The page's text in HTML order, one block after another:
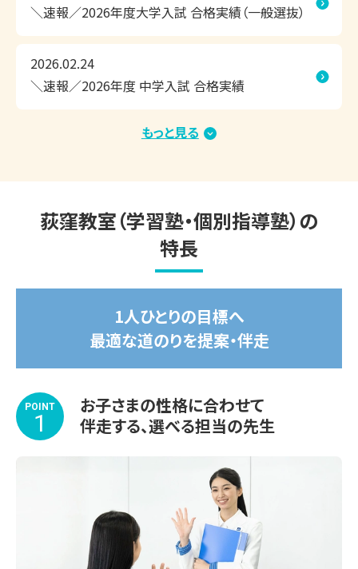
ぜひ、荻窪教室まで足を運んでいただき、学習環境などをお
確かめください！
▽夏期講習期間
2026年7月14日(火)～8月31日(月)
受講する教科や学習内容、スケジュールもお子さま専用で
苦手な1教科から受講OK！
涼しくて集中できる学習環境を整えてお待ちしております。
※講習会のみお申し込みいただいた場合、通常のサービス
内容と一部異なります。詳しくはお問い合わせください。
＼速報／2026年度大学入試 合格実績（一般選抜）
2026.02.24
＼速報／2026年度 中学入試 合格実績
もっと見る
荻窪教室（学習塾・個別指導塾）の
特長
1人ひとりの目標へ
最適な道のりを提案・伴走
POINT
1
お子さまの性格に合わせて
伴走する、選べる担当の先生